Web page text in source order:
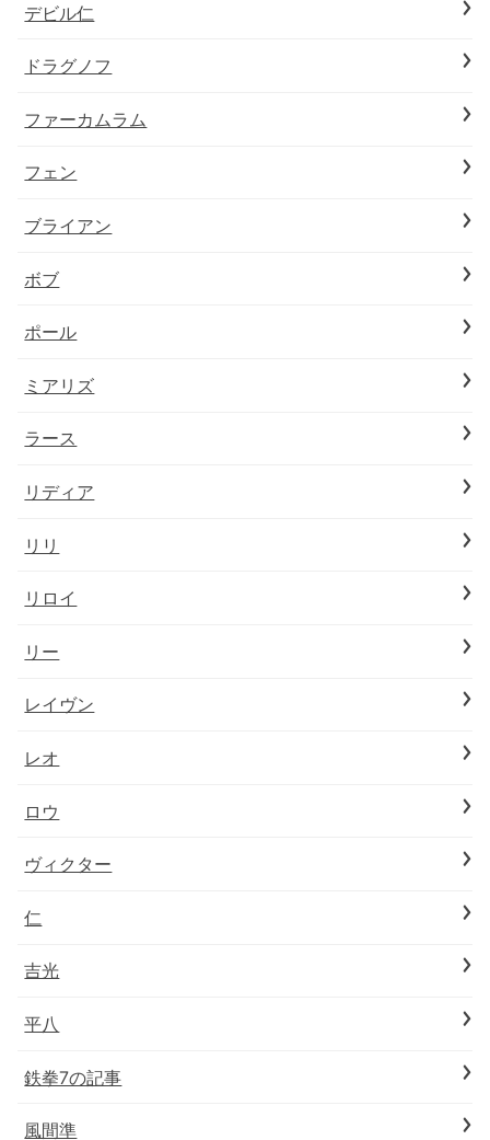
デビル仁
ドラグノフ
ファーカムラム
フェン
ブライアン
ボブ
ポール
ミアリズ
ラース
リディア
リリ
リロイ
リー
レイヴン
レオ
ロウ
ヴィクター
仁
吉光
平八
鉄拳7の記事
風間準